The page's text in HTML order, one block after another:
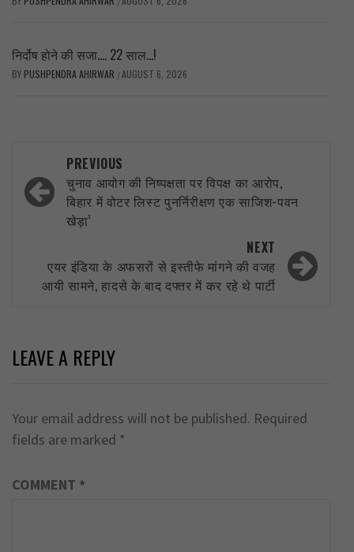
निर्दोष होने की सजा…. 22 साल…!
BY PUSHPENDRA AHIRWAR /AUGUST 6, 2026
navigation
PREVIOUS
चुनाव आयोग की निष्पक्षता पर विपक्ष का आरोप,
बिहार में वोटर लिस्ट पुनर्निरीक्षण एक साजिश-पवन
खेड़ा’
NEXT
एयर इंडिया के अफसरों से इस्तीफे मांगने की वजह
आयी सामने, हादसे के बाद दफ्तर में कर रहे थे पार्टी
LEAVE A REPLY
Your email address will not be published. Required
fields are marked *
COMMENT *